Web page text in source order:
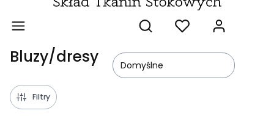
Otwórz wyszukiwarkę
Bluzy/dresy Domyślne
Filtry